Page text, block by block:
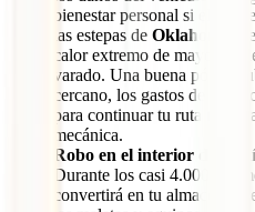
bienestar personal si el
las estepas de Oklahoma o
calor extremo de mayo
varado. Una buena póliza
cercano, los gastos de
para continuar tu ruta
mecánica.
Robo en el interior del
Durante los casi 4.000
convertirá en tu almacén